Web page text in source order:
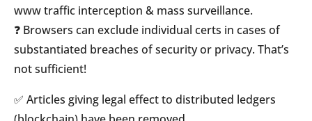
www traffic interception & mass surveillance.
❓ Browsers can exclude individual certs in cases of
substantiated breaches of security or privacy. That’s
not sufficient!
✅ Articles giving legal effect to distributed ledgers